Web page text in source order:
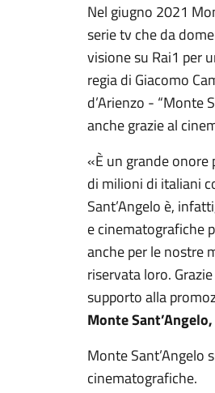
Nel giugno 2021
serie tv che da
visione su Rai1 per
regia di Giacomo
d’Arienzo - “Monte
anche grazie al
«È un grande onore
di milioni di italiani
Sant’Angelo è,
e cinematografiche
anche per le nostre
riservata loro.
supporto alla
Monte
Monte Sant’Angelo
cinematografiche.